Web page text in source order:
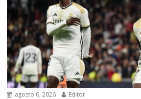
agosto 6, 2026 Editor